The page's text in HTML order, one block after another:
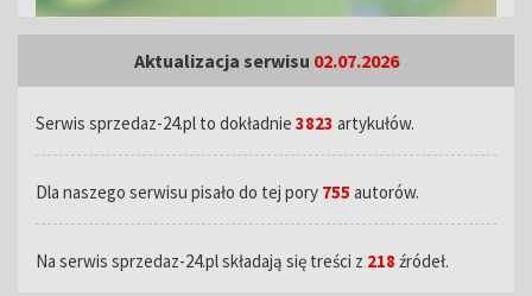
Aktualizacja serwisu 02.07.2026
Serwis sprzedaz-24.pl to dokładnie 3823 artykułów.
Dla naszego serwisu pisało do tej pory 755 autorów.
Na serwis sprzedaz-24.pl składają się treści z 218 źródeł.